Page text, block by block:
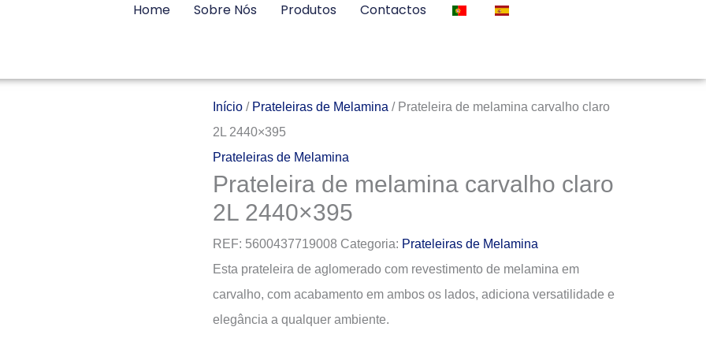
Home Sobre Nós Produtos Contactos
Início/ Prateleiras de Melamina / Prateleira de melamina carvalho claro
2L 2440×395
Prateleiras de Melamina
Prateleira de melamina carvalho claro
2L 2440×395
REF: 5600437719008 Categoria: Prateleiras de Melamina
Esta prateleira de aglomerado com revestimento de melamina em
carvalho, com acabamento em ambos os lados, adiciona versatilidade e
elegância a qualquer ambiente.